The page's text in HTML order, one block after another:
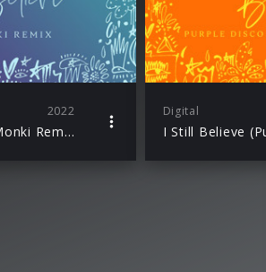
2022
I Still Believe (Monki Remix)
Digital